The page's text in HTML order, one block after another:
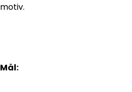
motiv.
Mål: